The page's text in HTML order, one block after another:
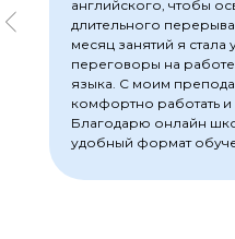
английского, чтобы
длительного
месяц занятий я
переговоры на
языка. С моим
комфортно работать и
Благодарю онлайн
удобный формат